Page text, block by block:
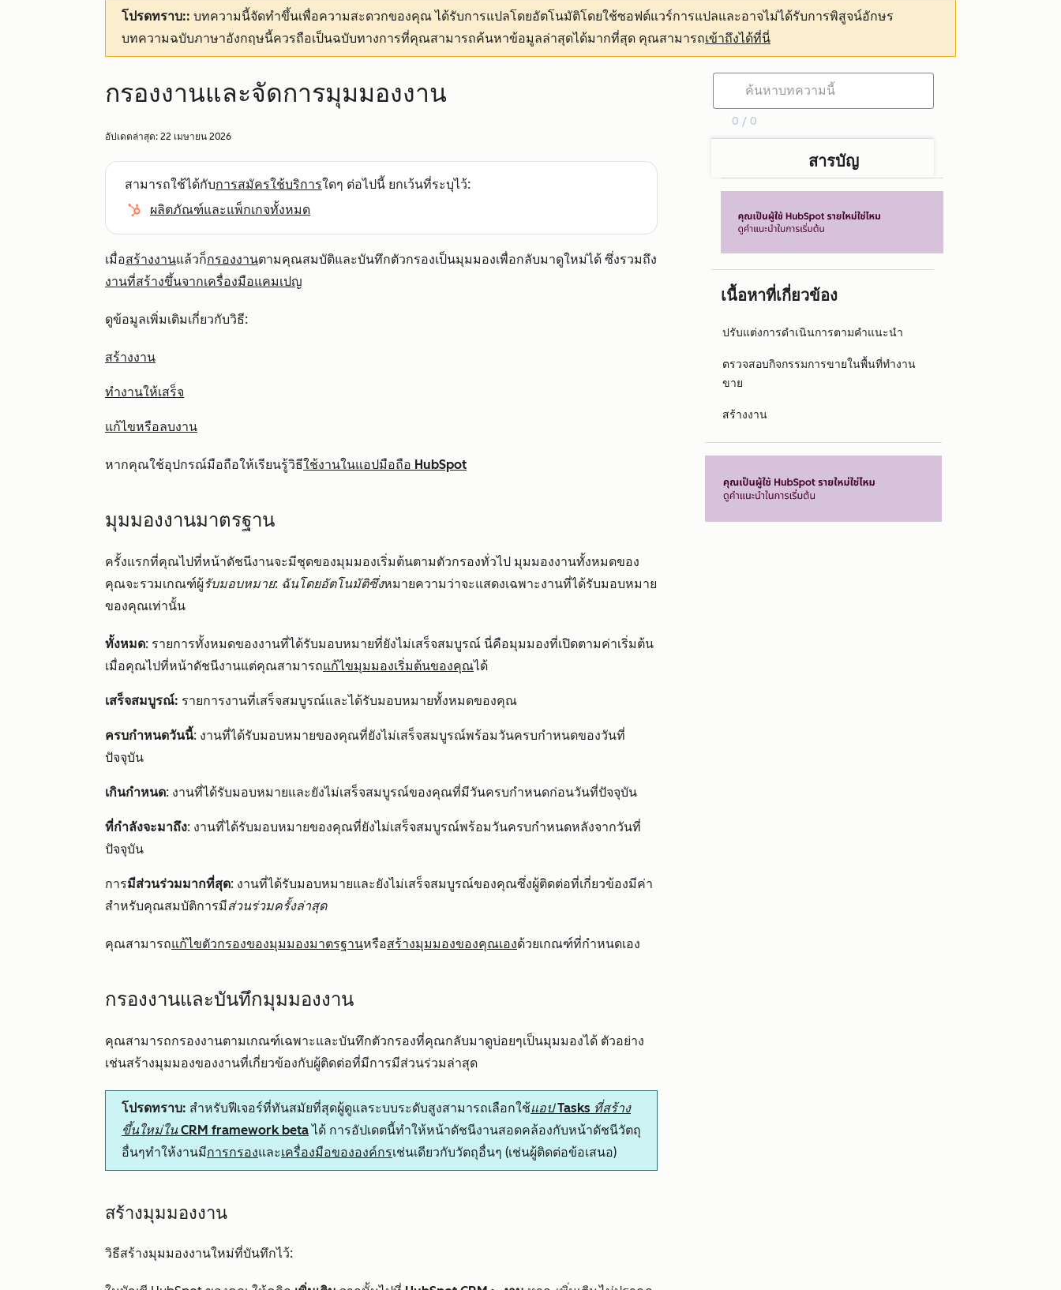
โปรดทราบ:: บทความนี้จัดทำขึ้นเพื่อความสะดวกของคุณได้รับการแปลโดยอัตโนมัติโดยใช้ซอฟต์แวร์การแปลและอาจไม่ได้รับการพิสูจน์อักษร
บทความฉบับภาษาอังกฤษนี้ควรถือเป็นฉบับทางการที่คุณสามารถค้นหาข้อมูลล่าสุดได้มากที่สุด คุณสามารถเข้าถึงได้ที่นี่
กรองงานและจัดการมุมมองงาน
อัปเดตล่าสุด: 22 เมษายน 2026
สามารถใช้ได้กับการสมัครใช้บริการใดๆ ต่อไปนี้ ยกเว้นที่ระบุไว้:
ผลิตภัณฑ์และแพ็กเกจทั้งหมด
เมื่อสร้างงานแล้วก็กรองงานตามคุณสมบัติและบันทึกตัวกรองเป็นมุมมองเพื่อกลับมาดูใหม่ได้ ซึ่งรวมถึง
งานที่สร้างขึ้นจากเครื่องมือแคมเปญ
ดูข้อมูลเพิ่มเติมเกี่ยวกับวิธี:
สร้างงาน
ทำงานให้เสร็จ
แก้ไขหรือลบงาน
หากคุณใช้อุปกรณ์มือถือให้เรียนรู้วิธีใช้งานในแอปมือถือ HubSpot
มุมมองงานมาตรฐาน
ครั้งแรกที่คุณไปที่หน้าดัชนีงานจะมีชุดของมุมมองเริ่มต้นตามตัวกรองทั่วไป มุมมองงานทั้งหมดของ
คุณจะรวมเกณฑ์ผู้รับมอบหมาย: ฉันโดยอัตโนมัติซึ่งหมายความว่าจะแสดงเฉพาะงานที่ได้รับมอบหมาย
ของคุณเท่านั้น
ทั้งหมด: รายการทั้งหมดของงานที่ได้รับมอบหมายที่ยังไม่เสร็จสมบูรณ์ นี่คือมุมมองที่เปิดตามค่าเริ่มต้น
เมื่อคุณไปที่หน้าดัชนีงานแต่คุณสามารถแก้ไขมุมมองเริ่มต้นของคุณได้
เสร็จสมบูรณ์: รายการงานที่เสร็จสมบูรณ์และได้รับมอบหมายทั้งหมดของคุณ
ครบกำหนดวันนี้: งานที่ได้รับมอบหมายของคุณที่ยังไม่เสร็จสมบูรณ์พร้อมวันครบกำหนดของวันที่
ปัจจุบัน
เกินกำหนด: งานที่ได้รับมอบหมายและยังไม่เสร็จสมบูรณ์ของคุณที่มีวันครบกำหนดก่อนวันที่ปัจจุบัน
ที่กำลังจะมาถึง: งานที่ได้รับมอบหมายของคุณที่ยังไม่เสร็จสมบูรณ์พร้อมวันครบกำหนดหลังจากวันที่
ปัจจุบัน
การมีส่วนร่วมมากที่สุด: งานที่ได้รับมอบหมายและยังไม่เสร็จสมบูรณ์ของคุณซึ่งผู้ติดต่อที่เกี่ยวข้องมีค่า
สำหรับคุณสมบัติการมีส่วนร่วมครั้งล่าสุด
คุณสามารถแก้ไขตัวกรองของมุมมองมาตรฐานหรือสร้างมุมมองของคุณเองด้วยเกณฑ์ที่กำหนดเอง
กรองงานและบันทึกมุมมองงาน
คุณสามารถกรองงานตามเกณฑ์เฉพาะและบันทึกตัวกรองที่คุณกลับมาดูบ่อยๆเป็นมุมมองได้ ตัวอย่าง
เช่นสร้างมุมมองของงานที่เกี่ยวข้องกับผู้ติดต่อที่มีการมีส่วนร่วมล่าสุด
โปรดทราบ: สำหรับฟีเจอร์ที่ทันสมัยที่สุดผู้ดูแลระบบระดับสูงสามารถเลือกใช้แอป Tasks ที่สร้าง
ขึ้นใหม่ใน CRM frameworkbetaได้ การอัปเดตนี้ทำให้หน้าดัชนีงานสอดคล้องกับหน้าดัชนีวัตถุ
อื่นๆทำให้งานมีการกรองและเครื่องมือขององค์กรเช่นเดียวกับวัตถุอื่นๆ (เช่นผู้ติดต่อข้อเสนอ)
สร้างมุมมองงาน
วิธีสร้างมุมมองงานใหม่ที่บันทึกไว้:
0 / 0
สารบัญ
เนื้อหาที่เกี่ยวข้อง
ปรับแต่งการดำเนินการตามคำแนะนำ
ตรวจสอบกิจกรรมการขายในพื้นที่ทำงาน
ขาย
สร้างงาน